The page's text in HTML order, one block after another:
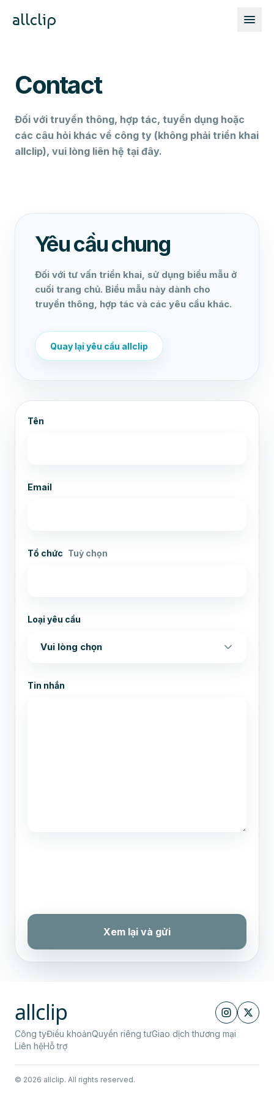
allclip
Contact
Đối với truyền thông, hợp tác, tuyển dụng hoặc
các câu hỏi khác về công ty (không phải triển khai
allclip), vui lòng liên hệ tại đây.
Yêu cầu chung
Đối với tư vấn triển khai, sử dụng biểu mẫu ở
cuối trang chủ. Biểu mẫu này dành cho
truyền thông, hợp tác và các yêu cầu khác.
Quay lại yêu cầu allclip
Tên
Email
Tổ chức Tuỳ chọn
Loại yêu cầu
Tin nhắn
Xem lại và gửi
allclip
Công tyĐiều khoảnQuyền riêng tưGiao dịch thương mại
Liên hệHỗ trợ
© 2026 allclip. All rights reserved.